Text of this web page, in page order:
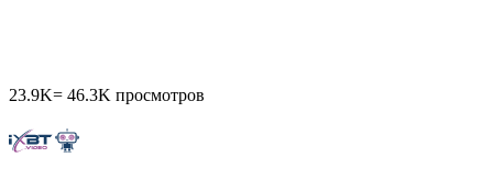
23.9K= 46.3K просмотров